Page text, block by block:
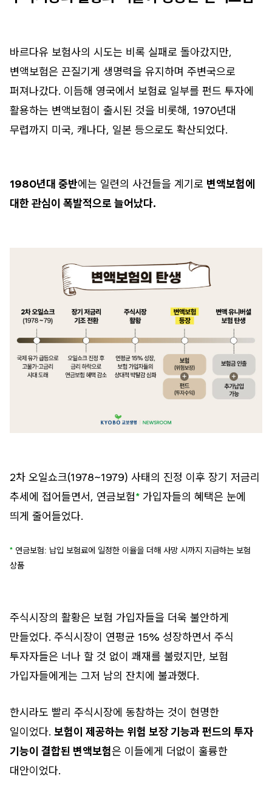
바르다유 보험사의 시도는 비록 실패로 돌아갔지만,
변액보험은 끈질기게 생명력을 유지하며 주변국으로
퍼져나갔다. 이듬해 영국에서 보험료 일부를 펀드 투자에
활용하는 변액보험이 출시된 것을 비롯해, 1970년대
무렵까지 미국, 캐나다, 일본 등으로도 확산되었다.
1980년대 중반에는 일련의 사건들을 계기로 변액보험에
대한 관심이 폭발적으로 늘어났다.
2차 오일쇼크(1978~1979) 사태의 진정 이후 장기 저금리
추세에 접어들면서, 연금보험* 가입자들의 혜택은 눈에
띄게 줄어들었다.
* 연금보험: 납입 보험료에 일정한 이율을 더해 사망 시까지 지급하는 보험
상품
주식시장의 활황은 보험 가입자들을 더욱 불안하게
만들었다. 주식시장이 연평균 15% 성장하면서 주식
투자자들은 너나 할 것 없이 쾌재를 불렀지만, 보험
가입자들에게는 그저 남의 잔치에 불과했다.
한시라도 빨리 주식시장에 동참하는 것이 현명한
일이었다. 보험이 제공하는 위험 보장 기능과 펀드의 투자
기능이 결합된 변액보험은 이들에게 더없이 훌륭한
대안이었다.